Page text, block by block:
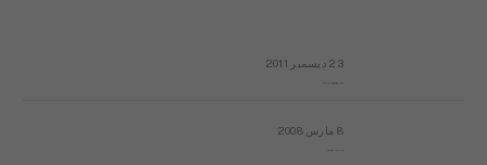
23 ديسمبر 2011
8 مارس 2008